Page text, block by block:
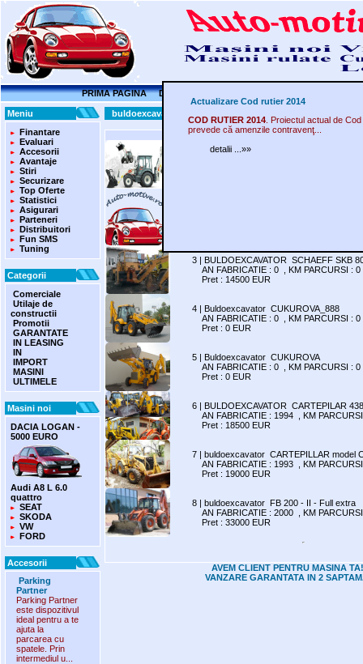
PRIMA PAGINA DOMENII AUTO
Meniu
Finantare
Evaluari
Accesorii
Avantaje
Stiri
Securizare
Top Oferte
Statistici
Asigurari
Parteneri
Distribuitori
Fun SMS
Tuning
Categorii
Comerciale
Utilaje de
constructii
Promotii
GARANTATE
IN LEASING
IN
IMPORT
MASINI
ULTIMELE
Masini noi
DACIA LOGAN -
5000 EURO
Audi A8 L 6.0
quattro
SEAT
SKODA
VW
FORD
Accesorii
Parking
Partner
Parking Partner
este dispozitivul
ideal pentru a te
ajuta la
parcarea cu
spatele. Prin
intermediul u...
buldoexcavator la AUTO-MOTIVE.RO
Marca-Tip-Model
1 | buldoexcavator TEREX - Anglia
3 | BULDOEXCAVATOR SCHAEFF SKB
AN FABRICATIE : 0 , KM PARCURSI : 0
Pret : 14500 EUR
4 | Buldoexcavator CUKUROVA_888
AN FABRICATIE : 0 , KM PARCURSI : 0
Pret : 0 EUR
5 | Buldoexcavator CUKUROVA
AN FABRICATIE : 0 , KM PARCURSI : 0
Pret : 0 EUR
6 | BULDOEXCAVATOR CARTEPILAR
AN FABRICATIE : 1994 , KM
Pret : 18500 EUR
7 | buldoexcavator CARTEPILLAR model
AN FABRICATIE : 1993 , KM
Pret : 19000 EUR
8 | buldoexcavator FB 200 - II - Full extra
AN FABRICATIE : 2000 , KM
Pret : 33000 EUR
AVEM CLIENT PENTRU MASINA
VANZARE GARANTATA IN 2
Actualizare Cod rutier 2014
COD RUTIER 2014. Proiectul actual de Cod
prevede că amenzile contravenţ...
detalii ...»»